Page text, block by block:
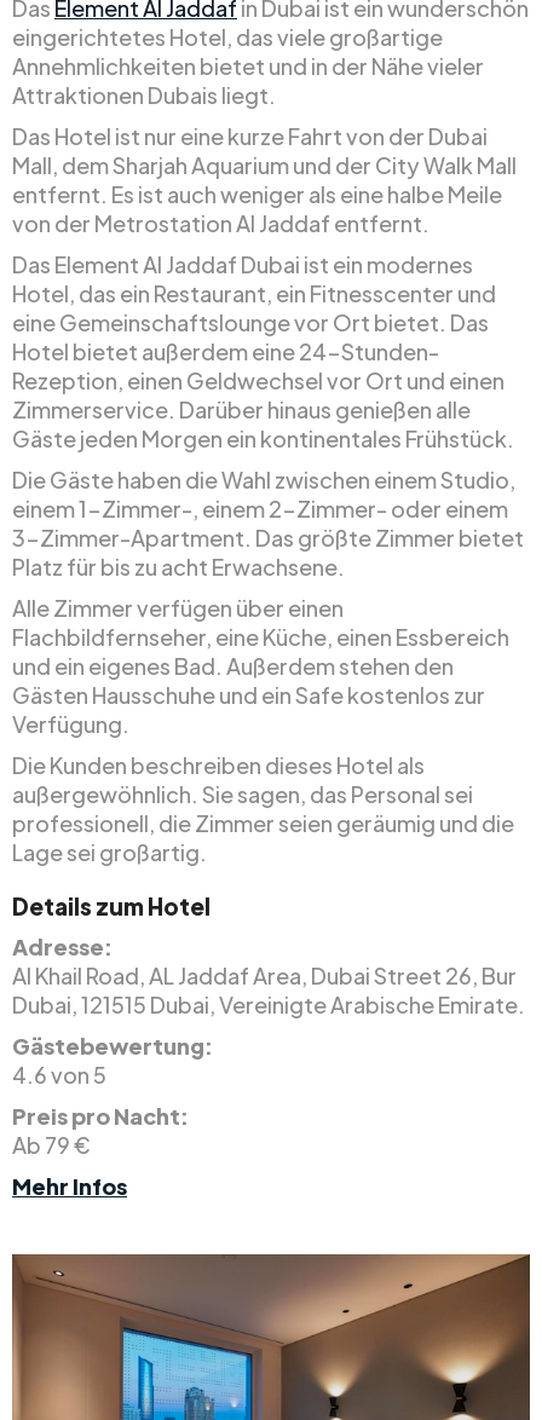
Das Element Al Jaddaf in Dubai ist ein wunderschön
eingerichtetes Hotel, das viele großartige
Annehmlichkeiten bietet und in der Nähe vieler
Attraktionen Dubais liegt.
Das Hotel ist nur eine kurze Fahrt von der Dubai
Mall, dem Sharjah Aquarium und der City Walk Mall
entfernt. Es ist auch weniger als eine halbe Meile
von der Metrostation Al Jaddaf entfernt.
Das Element Al Jaddaf Dubai ist ein modernes
Hotel, das ein Restaurant, ein Fitnesscenter und
eine Gemeinschaftslounge vor Ort bietet. Das
Hotel bietet außerdem eine 24-Stunden-
Rezeption, einen Geldwechsel vor Ort und einen
Zimmerservice. Darüber hinaus genießen alle
Gäste jeden Morgen ein kontinentales Frühstück.
Die Gäste haben die Wahl zwischen einem Studio,
einem 1-Zimmer-, einem 2-Zimmer- oder einem
3-Zimmer-Apartment. Das größte Zimmer bietet
Platz für bis zu acht Erwachsene.
Alle Zimmer verfügen über einen
Flachbildfernseher, eine Küche, einen Essbereich
und ein eigenes Bad. Außerdem stehen den
Gästen Hausschuhe und ein Safe kostenlos zur
Verfügung.
Die Kunden beschreiben dieses Hotel als
außergewöhnlich. Sie sagen, das Personal sei
professionell, die Zimmer seien geräumig und die
Lage sei großartig.
Details zum Hotel
Adresse:
Al Khail Road, AL Jaddaf Area, Dubai Street 26, Bur
Dubai, 121515 Dubai, Vereinigte Arabische Emirate.
Gästebewertung:
4.6 von 5
Preis pro Nacht:
Ab 79 €
Mehr Infos